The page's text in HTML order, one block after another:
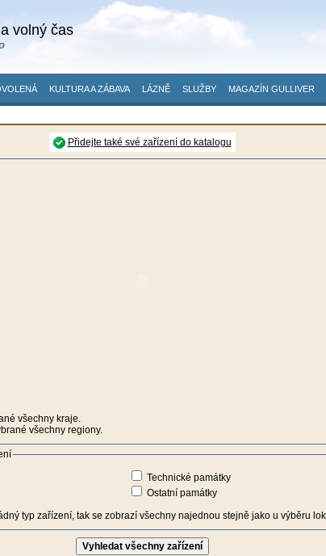
volný čas
KULTURA A ZÁBAVA LÁZNĚ SLUŽBY MAGAZÍN GULLIVER
Přidejte také své zařízení do katalogu
všechny kraje.
všechny regiony.
Technické památky
Ostatní památky
typ zařízení, tak se zobrazí všechny najednou stejně jako u výběru